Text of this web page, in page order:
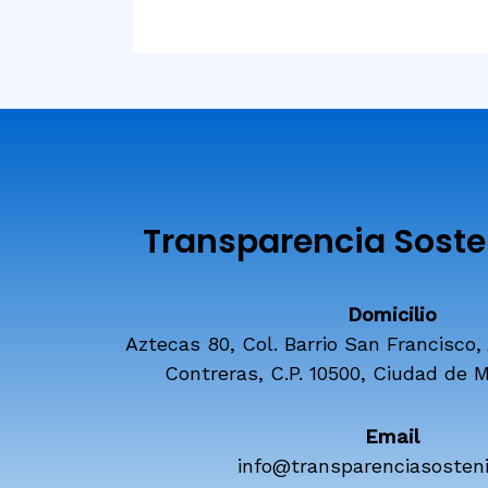
Transparencia
Domicilio
Aztecas 80, Col. Barrio San
Contreras, C.P. 10500, Ciudad de
Email